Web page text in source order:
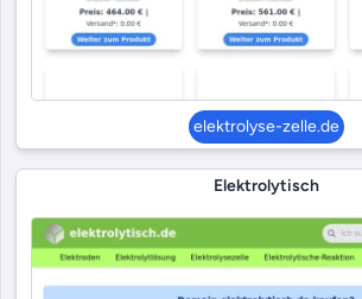
elektrolyse-zelle.de
Elektrolytisch